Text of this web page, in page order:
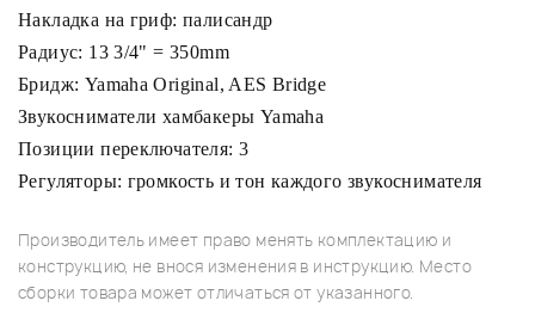
Накладка на гриф: палисандр
Радиус: 13 3/4" = 350mm
Бридж: Yamaha Original, AES Bridge
Звукосниматели хамбакеры Yamaha
Позиции переключателя: 3
Регуляторы: громкость и тон каждого звукоснимателя
Производитель имеет право менять комплектацию и
конструкцию, не внося изменения в инструкцию. Место
сборки товара может отличаться от указанного.